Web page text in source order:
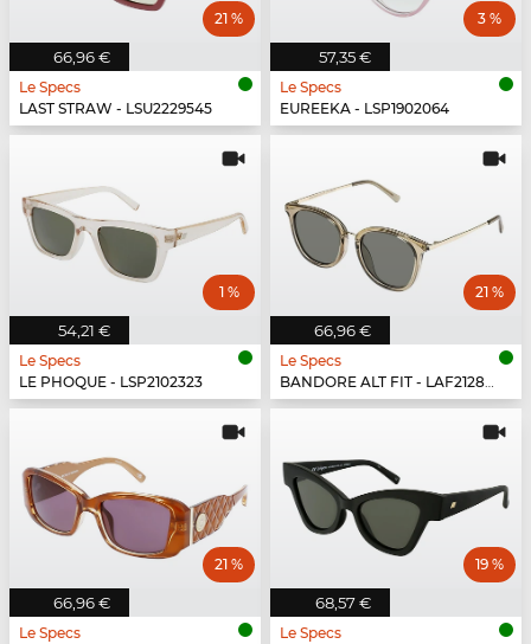
66,96 €
21 %
Le Specs
LAST STRAW - LSU2229545
57,35 €
3 %
Le Specs
EUREEKA - LSP1902064
54,21 €
1 %
Le Specs
LE PHOQUE - LSP2102323
66,96 €
21 %
Le Specs
BANDORE ALT FIT - LAF2128434
66,96 €
21 %
Le Specs
68,57 €
19 %
Le Specs